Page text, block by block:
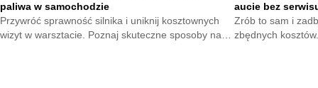
paliwa w samochodzie
Przywróć sprawność silnika i uniknij kosztownych
wizyt w warsztacie. Poznaj skuteczne sposoby na
aucie bez
Zrób to sam i
zbędnych